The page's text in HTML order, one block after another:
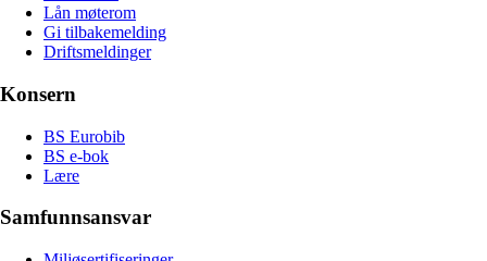
Lån møterom
Gi tilbakemelding
Driftsmeldinger
Konsern
BS Eurobib
BS e-bok
Lære
Samfunnsansvar